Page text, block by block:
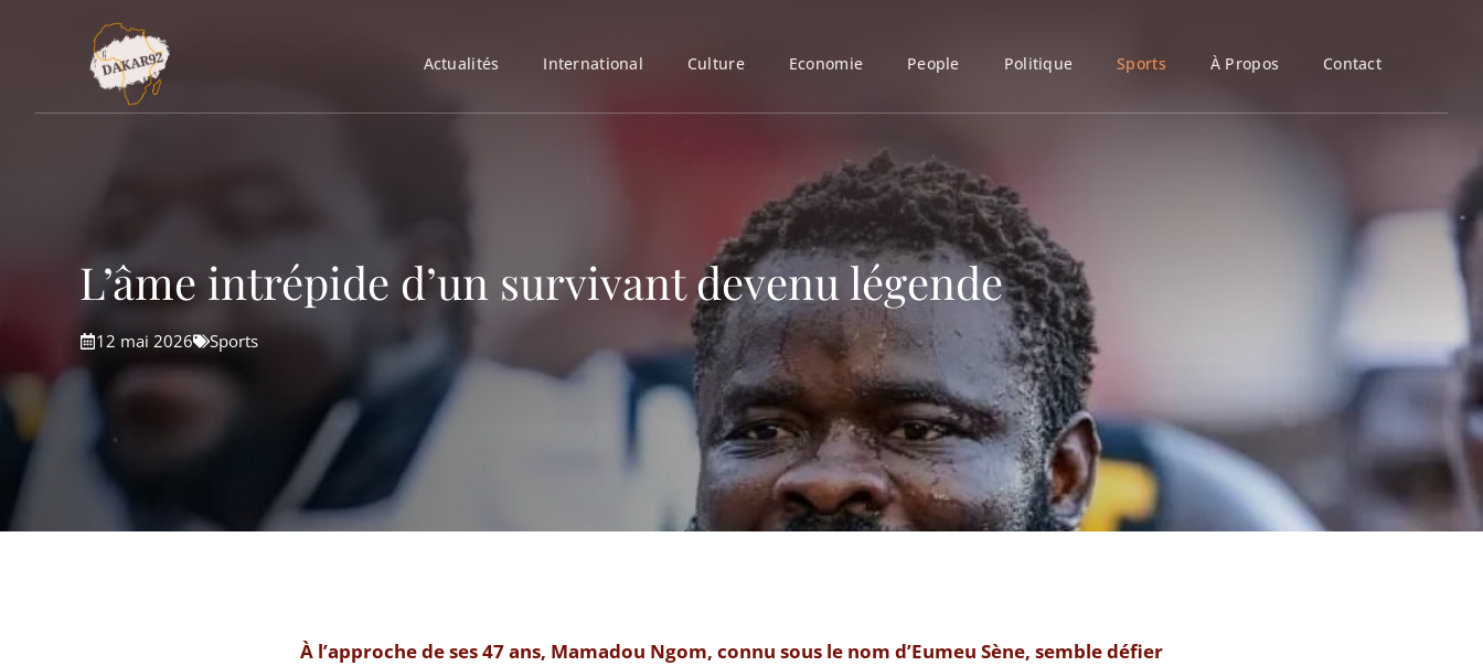
Actualités International Culture Economie People Politique Sports À Propos Contact
L’âme intrépide d’un survivant devenu légende
12 mai 2026 Sports
À l’approche de ses 47 ans, Mamadou Ngom, connu sous le nom d’Eumeu Sène, semble défier